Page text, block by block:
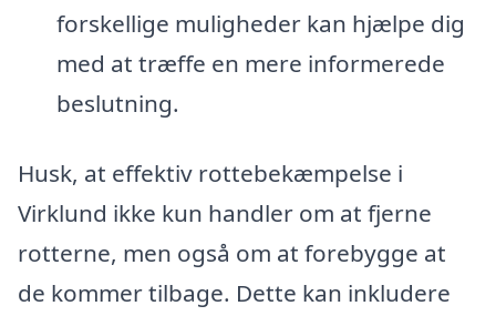
forskellige muligheder kan hjælpe dig
med at træffe en mere informerede
beslutning.
Husk, at effektiv rottebekæmpelse i
Virklund ikke kun handler om at fjerne
rotterne, men også om at forebygge at
de kommer tilbage. Dette kan inkludere